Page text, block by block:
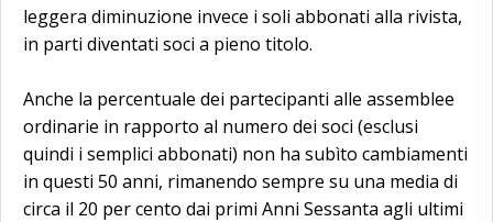
leggera diminuzione invece i soli abbonati alla rivista,
in parti diventati soci a pieno titolo.
Anche la percentuale dei partecipanti alle assemblee
ordinarie in rapporto al numero dei soci (esclusi
quindi i semplici abbonati) non ha subìto cambiamenti
in questi 50 anni, rimanendo sempre su una media di
circa il 20 per cento dai primi Anni Sessanta agli ultimi